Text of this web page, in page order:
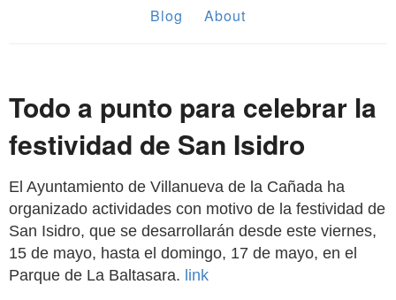
Blog About
Todo a punto para celebrar la
festividad de San Isidro
El Ayuntamiento de Villanueva de la Cañada ha
organizado actividades con motivo de la festividad de
San Isidro, que se desarrollarán desde este viernes,
15 de mayo, hasta el domingo, 17 de mayo, en el
Parque de La Baltasara. link